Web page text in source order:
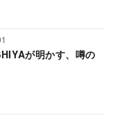
が明かす、噂の